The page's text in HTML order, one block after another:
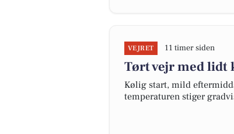
VEJRET 11 timer siden
Tørt vejr med lidt
Kølig start, mild
temperaturen stiger